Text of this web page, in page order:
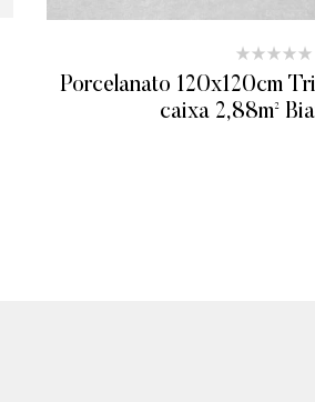
Porcelanato 120x120cm
caixa 2,88m²